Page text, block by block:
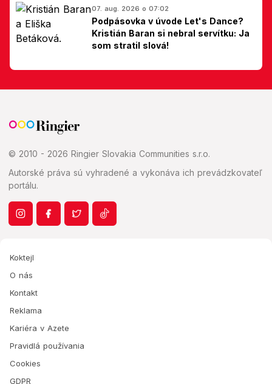
07. aug. 2026 o 07:02
Podpásovka v úvode Let's Dance?
Kristián Baran si nebral servítku: Ja
som stratil slová!
© 2010 - 2026 Ringier Slovakia Communities s.r.o.
Autorské práva sú vyhradené a vykonáva ich prevádzkovateľ
portálu.
Koktejl
O nás
Kontakt
Reklama
Kariéra v Azete
Pravidlá používania
Cookies
GDPR